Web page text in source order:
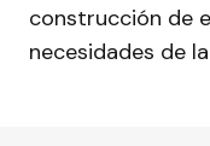
construcción de
necesidades de